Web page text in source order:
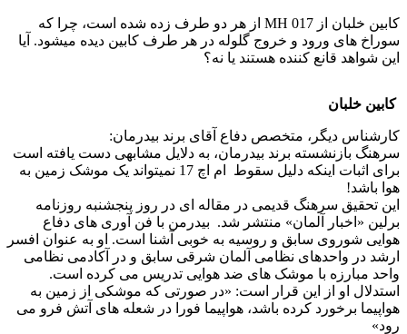
کابین خلبان از MH 017 از هر دو طرف زده شده است، چرا که
سوراخ های ورود و خروج گلوله در هر طرف کابین دیده میشود. آیا
این شواهد قانع کننده هستند یا نه؟
کابین خلبان
کارشناس دیگر، متخصص دفاع آقای برند بیدرمان:
سرهنگ بازنشسته برند بیدرمان، به دلایل مشابهی دست یافته است
برای اثبات اینکه دلیل سقوط ام اچ 17 نمیتواند یک موشک زمین به
هوا باشد!
این تحقیق سرهنگ قدیمی در مقاله ای در روز پنجشنبه روزنامه
برلین «اخبار آلمان» منتشر شد. بیدرمن با فن آوری های دفاع
هوایی شوروی سابق و روسیه به خوبی آشنا است. او به عنوان افسر
ارشد در واحدهای نظامی آلمان شرقی سابق و در آکادمی نظامی
واحد مبارزه با موشک های ضد هوایی تدریس می کرده است.
استدلال او از این قرار است: «در صورتی که موشکی از زمین به
هواپیما برخورد کرده باشد، هواپیما فورا در شعله های آتش فرو می
رود»